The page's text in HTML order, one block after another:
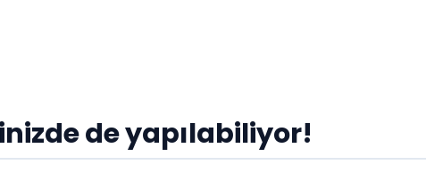
de yapılabiliyor!